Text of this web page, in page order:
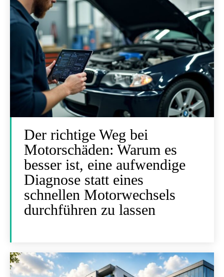
Der richtige Weg bei
Motorschäden: Warum es
besser ist, eine aufwendige
Diagnose statt eines
schnellen Motorwechsels
durchführen zu lassen